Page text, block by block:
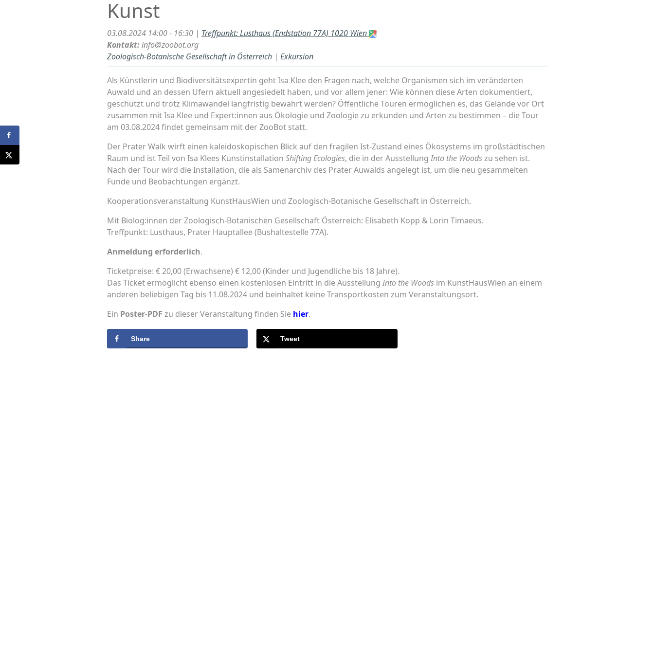
Kunst
03.08.2024 14:00 - 16:30 | Treffpunkt: Lusthaus (Endstation 77A) 1020 Wien
Kontakt:info@zoobot.org
Zoologisch-Botanische Gesellschaft in Österreich | Exkursion
Als Künstlerin und Biodiversitätsexpertin geht Isa Klee den Fragen nach, welche Organismen sich im veränderten
Auwald und an dessen Ufern aktuell angesiedelt haben, und vor allem jener: Wie können diese Arten dokumentiert,
geschützt und trotz Klimawandel langfristig bewahrt werden? Öffentliche Touren ermöglichen es, das Gelände vor Ort
zusammen mit Isa Klee und Expert:innen aus Ökologie und Zoologie zu erkunden und Arten zu bestimmen – die Tour
am 03.08.2024 findet gemeinsam mit der ZooBot statt.
Der Prater Walk wirft einen kaleidoskopischen Blick auf den fragilen Ist-Zustand eines Ökosystems im großstädtischen
Raum und ist Teil von Isa Klees Kunstinstallation Shifting Ecologies, die in der Ausstellung Into the Woodszu sehen ist.
Nach der Tour wird die Installation, die als Samenarchiv des Prater Auwalds angelegt ist, um die neu gesammelten
Funde und Beobachtungen ergänzt.
Kooperationsveranstaltung KunstHausWien und Zoologisch-Botanische Gesellschaft in Österreich.
Mit Biolog:innen der Zoologisch-Botanischen Gesellschaft Österreich: Elisabeth Kopp & Lorin Timaeus.
Treffpunkt: Lusthaus, Prater Hauptallee (Bushaltestelle 77A).
Anmeldung erforderlich.
Ticketpreise: € 20,00 (Erwachsene) € 12,00 (Kinder und Jugendliche bis 18 Jahre).
Das Ticket ermöglicht ebenso einen kostenlosen Eintritt in die Ausstellung Into the Woods im KunstHausWien an einem
anderen beliebigen Tag bis 11.08.2024 und beinhaltet keine Transportkosten zum Veranstaltungsort.
Ein Poster-PDF zu dieser Veranstaltung finden Sie hier.
Share Tweet